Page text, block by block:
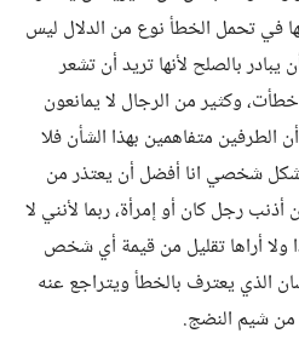
في تحمل الخطأ نوع من الدلال ليس
بالصلح لأنها تريد أن تشعر
وكثير من الرجال لا يمانعون
الطرفين متفاهمين بهذا الشأن فلا
شخصي انا أفضل أن يعتذر من
رجل كان أو إمرأة، ربما لأنني لا
ولا أراها تقليل من قيمة أي شخص
الذي يعترف بالخطأ ويتراجع عنه
شيم النضج.